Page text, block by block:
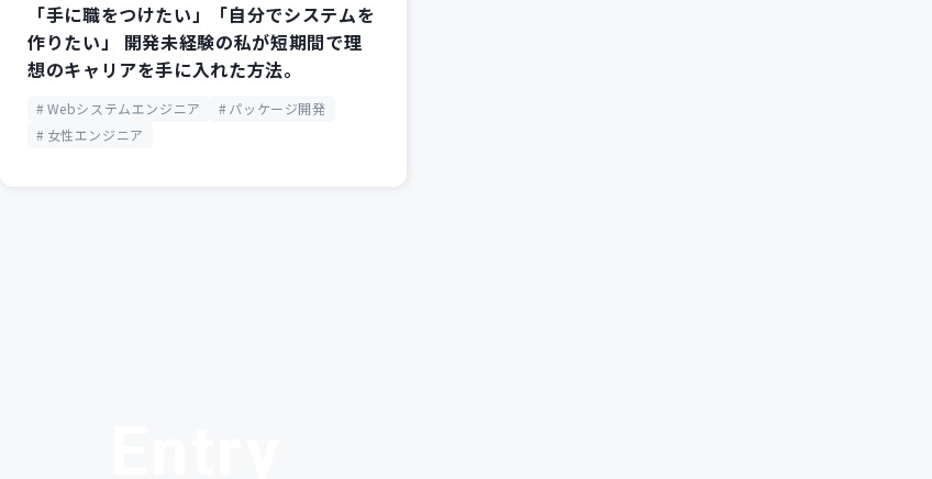
「手に職をつけたい」「自分でシステムを
作りたい」 開発未経験の私が短期間で理
想のキャリアを手に入れた方法。
Webシステムエンジニア
パッケージ開発
女性エンジニア